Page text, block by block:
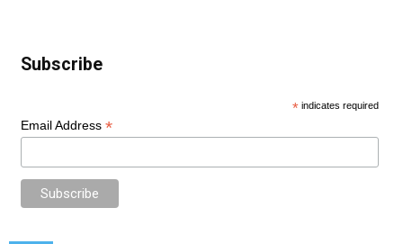
Subscribe
* indicates required
Email Address *